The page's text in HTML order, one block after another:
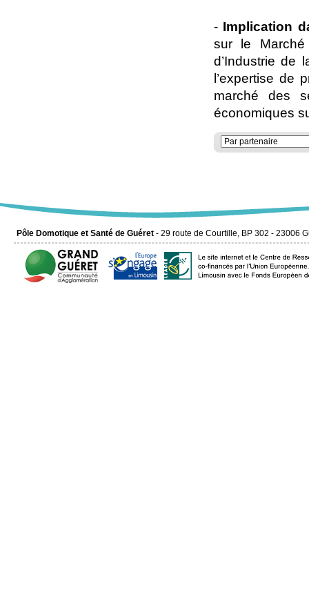
- Implication
sur le
d’Industrie de
l’expertise de
marché des
économiques
Pôle Domotique et Santé de Guéret - 29 route de Courtille, BP 302 - 23006